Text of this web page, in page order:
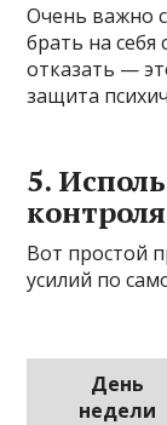
Очень важно
брать на
отказать —
защита
5.
Вот простой
усилий по
День
недели